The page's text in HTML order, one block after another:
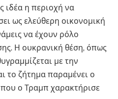
ιδέα η περιοχή να
ως ελεύθερη οικονομική
να έχουν ρόλο
Η ουκρανική θέση, όπως
με την
το ζήτημα παραμένει ο
ο Τραμπ χαρακτήρισε